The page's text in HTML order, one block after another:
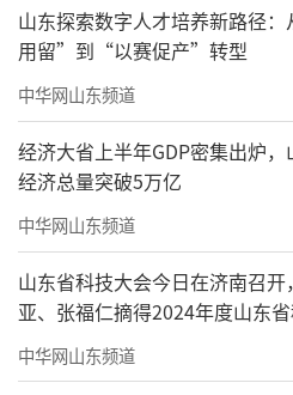
机械（清洁能源和紧急
除城市运行保障车辆和
城市主城区、县（市、
及以下排放标准重型和
车、低速载货汽车和拖拉
四、其他减排措施
燃放烟花爆竹。
（来源：齐鲁晚报·
山东探索数字人才培养新路径
用留”到“以赛促产”转型
中华网山东频道
经济大省上半年GDP密集出炉，
经济总量突破5万亿
中华网山东频道
山东省科技大会今日在济南召开
亚、张福仁摘得2024年度山东
奖最高奖！
中华网山东频道